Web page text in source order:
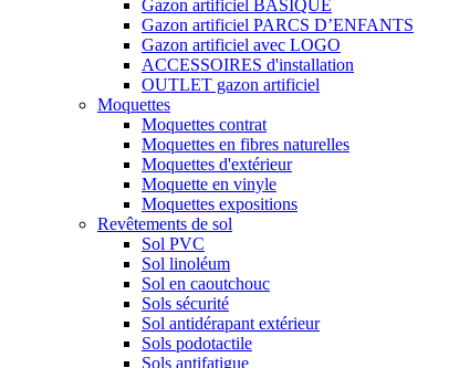
Gazon artificiel BASIQUE
Gazon artificiel PARCS D’ENFANTS
Gazon artificiel avec LOGO
ACCESSOIRES d'installation
OUTLET gazon artificiel
Moquettes
Moquettes contrat
Moquettes en fibres naturelles
Moquettes d'extérieur
Moquette en vinyle
Moquettes expositions
Revêtements de sol
Sol PVC
Sol linoléum
Sol en caoutchouc
Sols sécurité
Sol antidérapant extérieur
Sols podotactile
Sols antifatigue